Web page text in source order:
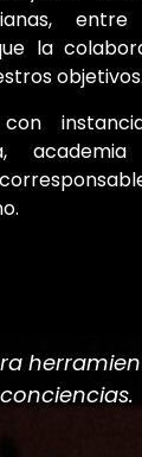
la
objetivos.
conciencias.